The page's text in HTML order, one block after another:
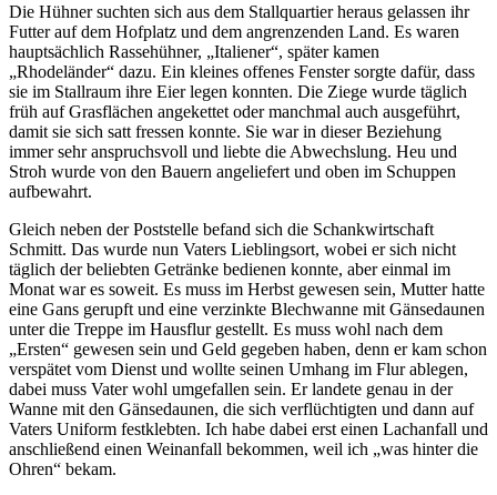
Die Hühner suchten sich aus dem Stallquartier heraus gelassen ihr
Futter auf dem Hofplatz und dem angrenzenden Land. Es waren
hauptsächlich Rassehühner,
Italiener , später kamen
Rhodeländer
dazu. Ein kleines offenes Fenster sorgte dafür, dass
sie im Stallraum ihre Eier legen konnten. Die Ziege wurde täglich
früh auf Grasflächen angekettet oder manchmal auch ausgeführt,
damit sie sich satt fressen konnte. Sie war in dieser Beziehung
immer sehr anspruchsvoll und liebte die Abwechslung. Heu und
Stroh wurde von den Bauern angeliefert und oben im Schuppen
aufbewahrt.
Gleich neben der Poststelle befand sich die Schankwirtschaft
Schmitt. Das wurde nun Vaters Lieblingsort, wobei er sich nicht
täglich der beliebten Getränke bedienen konnte, aber einmal im
Monat war es soweit. Es muss im Herbst gewesen sein, Mutter hatte
eine Gans gerupft und eine verzinkte Blechwanne mit Gänsedaunen
unter die Treppe im Hausflur gestellt. Es muss wohl nach dem
Ersten
gewesen sein und Geld gegeben haben, denn er kam schon
verspätet vom Dienst und wollte seinen Umhang im Flur ablegen,
dabei muss Vater wohl umgefallen sein. Er landete genau in der
Wanne mit den Gänsedaunen, die sich verflüchtigten und dann auf
Vaters Uniform festklebten. Ich habe dabei erst einen Lachanfall und
anschließend einen Weinanfall bekommen, weil ich
was hinter die
Ohren
bekam.